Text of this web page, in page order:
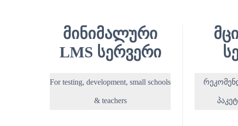
მინიმალური
LMS სერვერი
For testing, development, small schools
& teachers